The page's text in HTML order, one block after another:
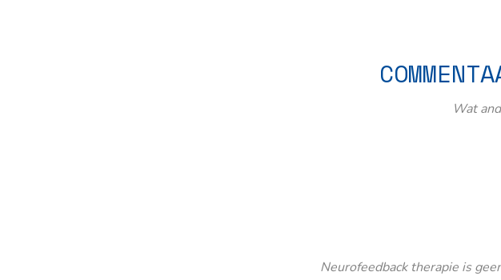
Wat
Neurofeedback therapie is